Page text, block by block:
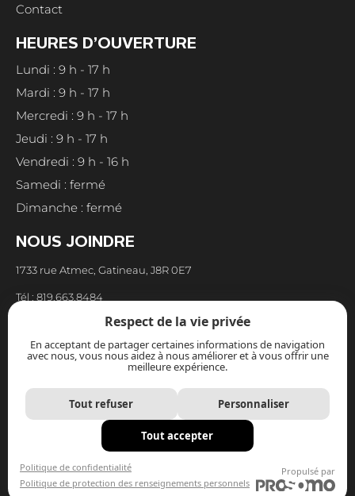
Contact
HEURES D’OUVERTURE
Lundi : 9 h - 17 h
Mardi : 9 h - 17 h
Mercredi : 9 h - 17 h
Jeudi : 9 h - 17 h
Vendredi : 9 h - 16 h
Samedi : fermé
Dimanche : fermé
NOUS JOINDRE
1733 rue Atmec, Gatineau, J8R 0E7
Tél : 819.663.8484
Courriel : reception@cuisinespoirier.com
Politique de confidentialité|Politique en matière de
protection des renseignements personnels
Respect de la vie privée
En acceptant de partager certaines informations de navigation
avec nous, vous nous aidez à nous améliorer et à vous offrir une
meilleure expérience.
Tout refuser Personnaliser
Tout accepter
Politique de confidentialité
Politique de protection des renseignements personnels
Propulsé par